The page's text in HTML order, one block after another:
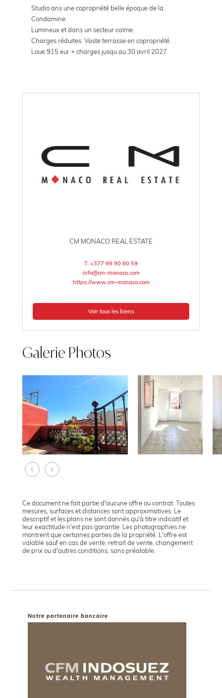
Studio ans une copropriété belle époque de la
Condamine.
Lumineux et dans un secteur calme.
Charges réduites. Vaste terrasse en copropriété.
Loue 915 eur + charges jusqu au 30 avril 2027
CM MONACO REAL ESTATE
T. +377 99 90 80 59
info@cm-monaco.com
https://www.cm-monaco.com
Voir tous les biens
Galerie Photos
Ce document ne fait partie d'aucune offre ou contrat. Toutes
mesures, surfaces et distances sont approximatives. Le
descriptif et les plans ne sont donnés qu'à titre indicatif et
leur exactitude n'est pas garantie. Les photographies ne
montrent que certaines parties de la propriété. L'offre est
valable sauf en cas de vente, retrait de vente, changement
de prix ou d'autres conditions, sans préalable.
Notre partenaire bancaire